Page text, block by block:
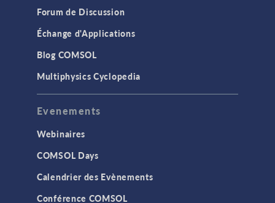
Forum de Discussion
Échange d'Applications
Blog COMSOL
Multiphysics Cyclopedia
Evenements
Webinaires
COMSOL Days
Calendrier des Evènements
Conférence COMSOL